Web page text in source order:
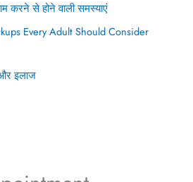
से होने वाली समस्याएं
Every Adult Should Consider
इलाज